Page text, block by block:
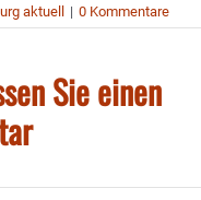
aktuell | 0 Kommentare
Sie einen